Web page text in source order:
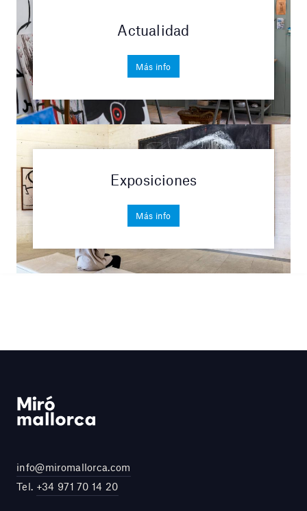
Actualidad
Más info
Exposiciones
Más info
info@miromallorca.com
Tel. +34 971 70 14 20